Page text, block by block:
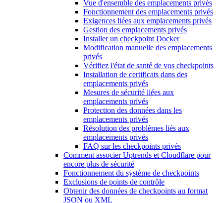
Vue d'ensemble des emplacements privés
Fonctionnement des emplacements privés
Exigences liées aux emplacements privés
Gestion des emplacements privés
Installer un checkpoint Docker
Modification manuelle des emplacements
privés
Vérifiez l'état de santé de vos checkpoints
Installation de certificats dans des
emplacements privés
Mesures de sécurité liées aux
emplacements privés
Protection des données dans les
emplacements privés
Résolution des problèmes liés aux
emplacements privés
FAQ sur les checkpoints privés
Comment associer Uptrends et Cloudflare pour
encore plus de sécurité
Fonctionnement du système de checkpoints
Exclusions de points de contrôle
Obtenir des données de checkpoints au format
JSON ou XML